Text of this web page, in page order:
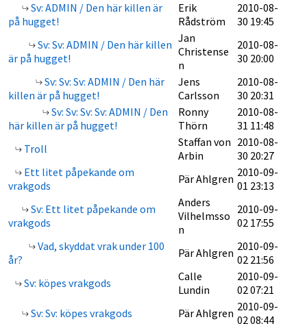
Sv: ADMIN / Den här killen är
på hugget!
Erik
Rådström
2010-08-
30 19:45
Sv: Sv: ADMIN / Den här killen
är på hugget!
Jan
Christense
n
2010-08-
30 20:00
Sv: Sv: Sv: ADMIN / Den här
killen är på hugget!
Jens
Carlsson
2010-08-
30 20:31
Sv: Sv: Sv: Sv: ADMIN / Den
här killen är på hugget!
Ronny
Thörn
2010-08-
31 11:48
Troll
Staffan von
Arbin
2010-08-
30 20:27
Ett litet påpekande om
vrakgods
Pär Ahlgren 2010-09-
01 23:13
Sv: Ett litet påpekande om
vrakgods
Anders
Vilhelmsso
n
2010-09-
02 17:55
Vad, skyddat vrak under 100
år?
Pär Ahlgren 2010-09-
02 21:56
Sv: köpes vrakgods
Calle
Lundin
2010-09-
02 07:21
Sv: Sv: köpes vrakgods
Pär Ahlgren 2010-09-
02 08:44